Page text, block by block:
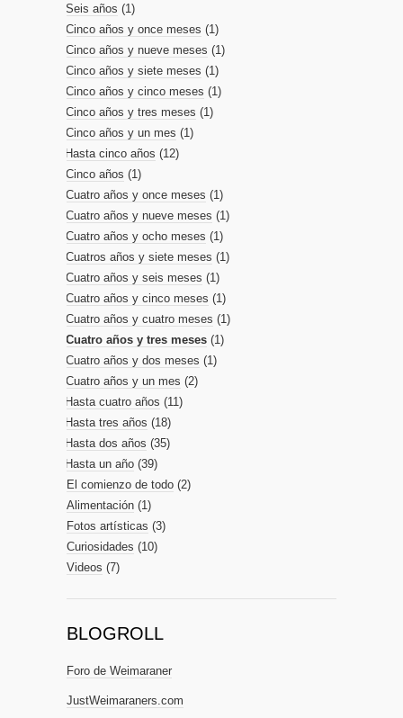
Seis años (1)
Cinco años y once meses (1)
Cinco años y nueve meses (1)
Cinco años y siete meses (1)
Cinco años y cinco meses (1)
Cinco años y tres meses (1)
Cinco años y un mes (1)
Hasta cinco años (12)
Cinco años (1)
Cuatro años y once meses (1)
Cuatro años y nueve meses (1)
Cuatro años y ocho meses (1)
Cuatros años y siete meses (1)
Cuatro años y seis meses (1)
Cuatro años y cinco meses (1)
Cuatro años y cuatro meses (1)
Cuatro años y tres meses(1)
Cuatro años y dos meses (1)
Cuatro años y un mes (2)
Hasta cuatro años (11)
Hasta tres años (18)
Hasta dos años (35)
Hasta un año (39)
El comienzo de todo (2)
Alimentación (1)
Fotos artísticas (3)
Curiosidades (10)
Videos (7)
BLOGROLL
Foro de Weimaraner
JustWeimaraners.com